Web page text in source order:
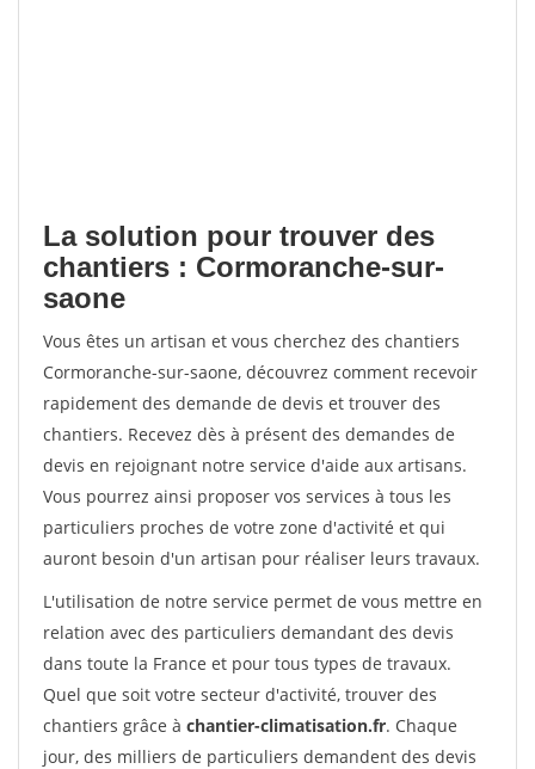
La solution pour trouver des
chantiers : Cormoranche-sur-
saone
Vous êtes un artisan et vous cherchez des chantiers
Cormoranche-sur-saone, découvrez comment recevoir
rapidement des demande de devis et trouver des
chantiers. Recevez dès à présent des demandes de
devis en rejoignant notre service d'aide aux artisans.
Vous pourrez ainsi proposer vos services à tous les
particuliers proches de votre zone d'activité et qui
auront besoin d'un artisan pour réaliser leurs travaux.
L'utilisation de notre service permet de vous mettre en
relation avec des particuliers demandant des devis
dans toute la France et pour tous types de travaux.
Quel que soit votre secteur d'activité, trouver des
chantiers grâce à chantier-climatisation.fr. Chaque
jour, des milliers de particuliers demandent des devis